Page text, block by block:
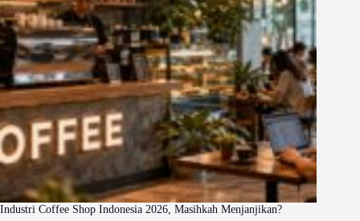
Industri Coffee Shop Indonesia 2026, Masihkah Menjanjikan?